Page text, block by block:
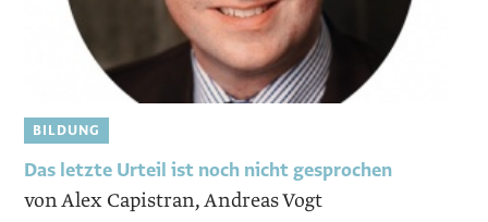
BILDUNG
Das letzte Urteil ist noch nicht gesprochen
von Alex Capistran, Andreas Vogt